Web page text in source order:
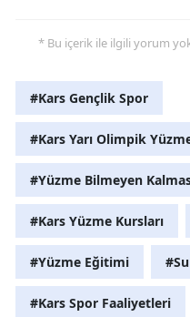
* Bu içerik ile ilgili yorum
#Kars Gençlik Spor
#Kars Yarı Olimpik
#Yüzme Bilmeyen
#Kars Yüzme Kursları
#Yüzme Eğitimi
#Kars Spor Faaliyetleri